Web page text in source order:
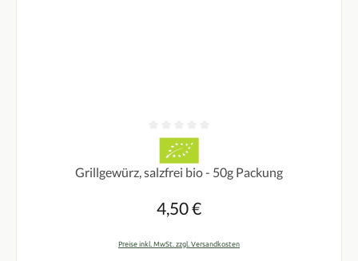
Durchschnittliche Bewertung von 0 von 5 Sternen
Grillgewürz, salzfrei bio - 50g Packung
Regulärer Preis:
4,50 €
Preise inkl. MwSt. zzgl. Versandkosten